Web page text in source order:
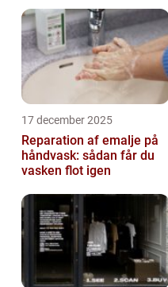
17 december 2025
Reparation af emalje på
håndvask: sådan får du
vasken flot igen